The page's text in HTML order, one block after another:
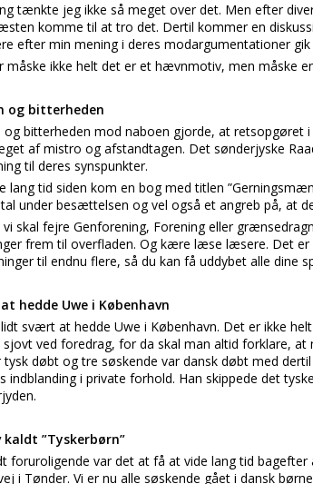
tænkte jeg ikke så meget over det. Men efter
komme til at tro det. Dertil kommer en
efter min mening i deres modargumentationer
måske ikke helt det er et hævnmotiv, men måske
og bitterheden
og bitterheden mod naboen gjorde, at retsopgøret
af mistro og afstandtagen. Det sønderjyske
til deres synspunkter.
lang tid siden kom en bog med titlen
under besættelsen og vel også et angreb på, at
vi skal fejre Genforening, Forening eller
frem til overfladen. Og kære læse læsere. Det er
til endnu flere, så du kan få uddybet alle dine
hedde Uwe i København
svært at hedde Uwe i København. Det er ikke
sjovt ved foredrag, for da skal man altid forklare,
tysk døbt og tre søskende var dansk døbt med
indblanding i private forhold. Han skippede det
kaldt ”Tyskerbørn”
foruroligende var det at få at vide lang tid
i Tønder. Vi er nu alle søskende gået i dansk